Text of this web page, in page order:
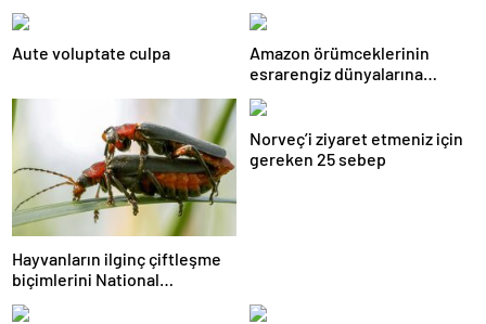
Aute voluptate culpa
Amazon örümceklerinin
esrarengiz dünyalarına
Hayvanların ilginç çiftleşme
biçimlerini National
Geographic görüntüledi.
Norveç’i ziyaret etmeniz için
gereken 25 sebep